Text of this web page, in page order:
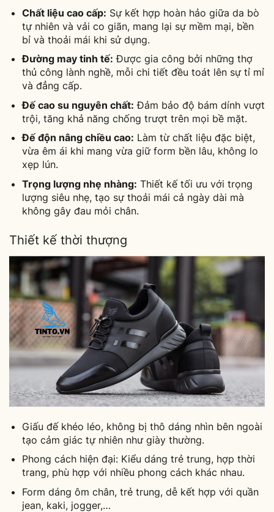
Chất liệu cao cấp: Sự kết hợp hoàn hảo giữa da bò
tự nhiên và vải co giãn, mang lại sự mềm mại, bền
bỉ và thoải mái khi sử dụng.
Đường may tinh tế: Được gia công bởi những thợ
thủ công lành nghề, mỗi chi tiết đều toát lên sự tỉ mỉ
và đẳng cấp.
Đế cao su nguyên chất: Đảm bảo độ bám dính vượt
trội, tăng khả năng chống trượt trên mọi bề mặt.
Đế độn nâng chiều cao: Làm từ chất liệu đặc biệt,
vừa êm ái khi mang vừa giữ form bền lâu, không lo
xẹp lún.
Trọng lượng nhẹ nhàng: Thiết kế tối ưu với trọng
lượng siêu nhẹ, tạo sự thoải mái cả ngày dài mà
không gây đau mỏi chân.
Thiết kế thời thượng
Giấu đế khéo léo, không bị thô dáng nhìn bên ngoài
tạo cảm giác tự nhiên như giày thường.
Phong cách hiện đại: Kiểu dáng trẻ trung, hợp thời
trang, phù hợp với nhiều phong cách khác nhau.
Form dáng ôm chân, trẻ trung, dễ kết hợp với quần
jean, kaki, jogger,…